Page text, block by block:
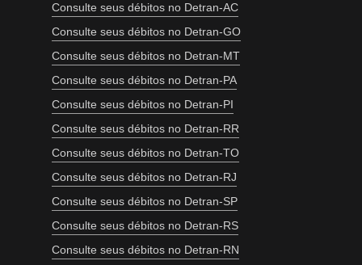
Consulte seus débitos no Detran-AC
Consulte seus débitos no Detran-GO
Consulte seus débitos no Detran-MT
Consulte seus débitos no Detran-PA
Consulte seus débitos no Detran-PI
Consulte seus débitos no Detran-RR
Consulte seus débitos no Detran-TO
Consulte seus débitos no Detran-RJ
Consulte seus débitos no Detran-SP
Consulte seus débitos no Detran-RS
Consulte seus débitos no Detran-RN